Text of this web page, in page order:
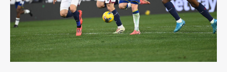
battuto
3-
2